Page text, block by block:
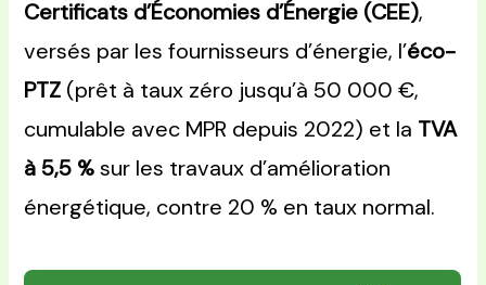
Certificats d’Économies d’Énergie (CEE),
versés par les fournisseurs d’énergie, l’éco-
PTZ (prêt à taux zéro jusqu’à 50 000 €,
cumulable avec MPR depuis 2022) et la TVA
à 5,5 %sur les travaux d’amélioration
énergétique, contre 20 % en taux normal.